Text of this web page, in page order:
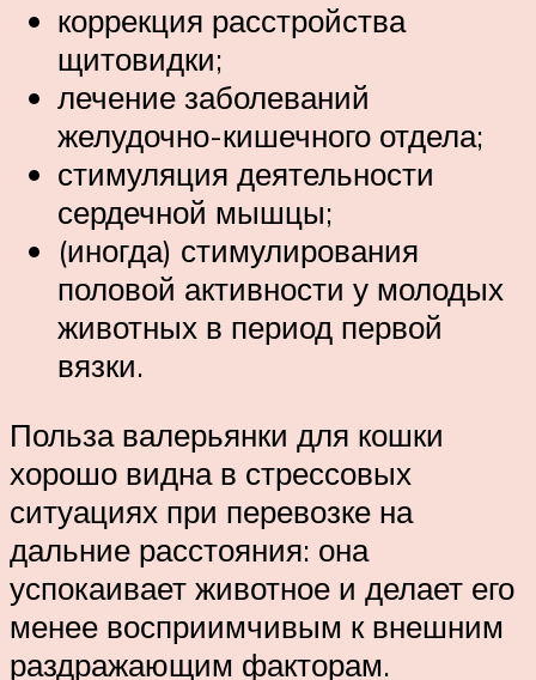
коррекция расстройства
щитовидки;
лечение заболеваний
желудочно-кишечного отдела;
стимуляция деятельности
сердечной мышцы;
(иногда) стимулирования
половой активности у молодых
животных в период первой
вязки.
Польза валерьянки для кошки
хорошо видна в стрессовых
ситуациях при перевозке на
дальние расстояния: она
успокаивает животное и делает его
менее восприимчивым к внешним
раздражающим факторам.